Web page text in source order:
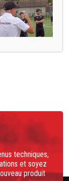
techniques,
et soyez
produit